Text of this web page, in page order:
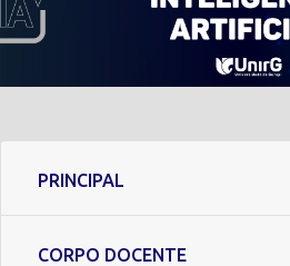
PRINCIPAL
CORPO DOCENTE